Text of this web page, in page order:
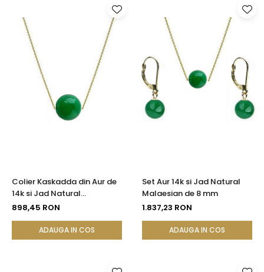
Colier Kaskadda din Aur de
14k si Jad Natural
Malaesian de 12 mm
898,45 RON
ADAUGA IN COS
Set Aur 14k si Jad Natural
Malaesian de 8 mm
1.837,23 RON
ADAUGA IN COS